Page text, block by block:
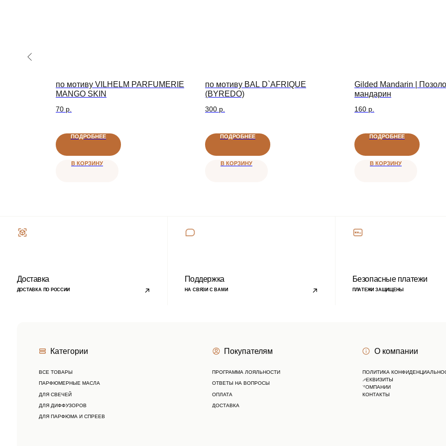
по мотиву VILHELM PARFUMERIE
MANGO SKIN
70 р.
ПОДРОБНЕЕ
В КОРЗИНУ
по мотиву BAL D`AFRIQUE
(BYREDO)
300 р.
ПОДРОБНЕЕ
В КОРЗИНУ
Gilded Mandarin |
мандарин
160 р.
ПОДРОБНЕЕ
В КОРЗИНУ
Безопасные платежи
наши новости